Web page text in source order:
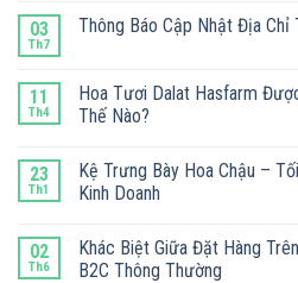
03
Th7
Thông Báo Cập Nhật Địa Chỉ
11
Th4
Hoa Tươi Dalat Hasfarm
Thế Nào?
23
Th1
Kệ Trưng Bày Hoa Chậu –
Kinh Doanh
02
Th6
Khác Biệt Giữa Đặt Hàng
B2C Thông Thường